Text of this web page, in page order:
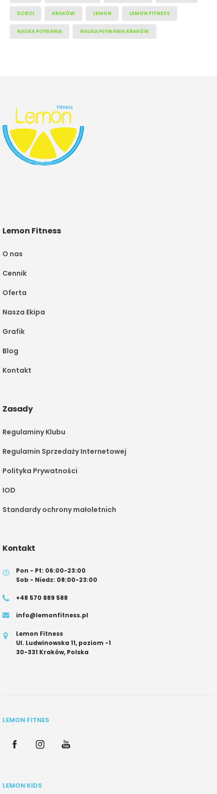
DZIECI KRAKÓW LEMON LEMON FITNESS
NAUKA PŁYWANIA NAUKA PŁYWANIA KRAKÓW
Lemon Fitness
O nas
Cennik
Oferta
Nasza Ekipa
Grafik
Blog
Kontakt
Zasady
Regulaminy Klubu
Regulamin Sprzedaży Internetowej
Polityka Prywatności
IOD
Standardy ochrony małoletnich
Kontakt
Pon - Pt: 06:00-23:00
Sob - Niedz: 08:00-23:00
+48 570 889 588
info@lemonfitness.pl
Lemon Fitness
Ul. Ludwinowska 11, poziom -1
30-331 Kraków, Polska
LEMON FITNES
LEMON KIDS